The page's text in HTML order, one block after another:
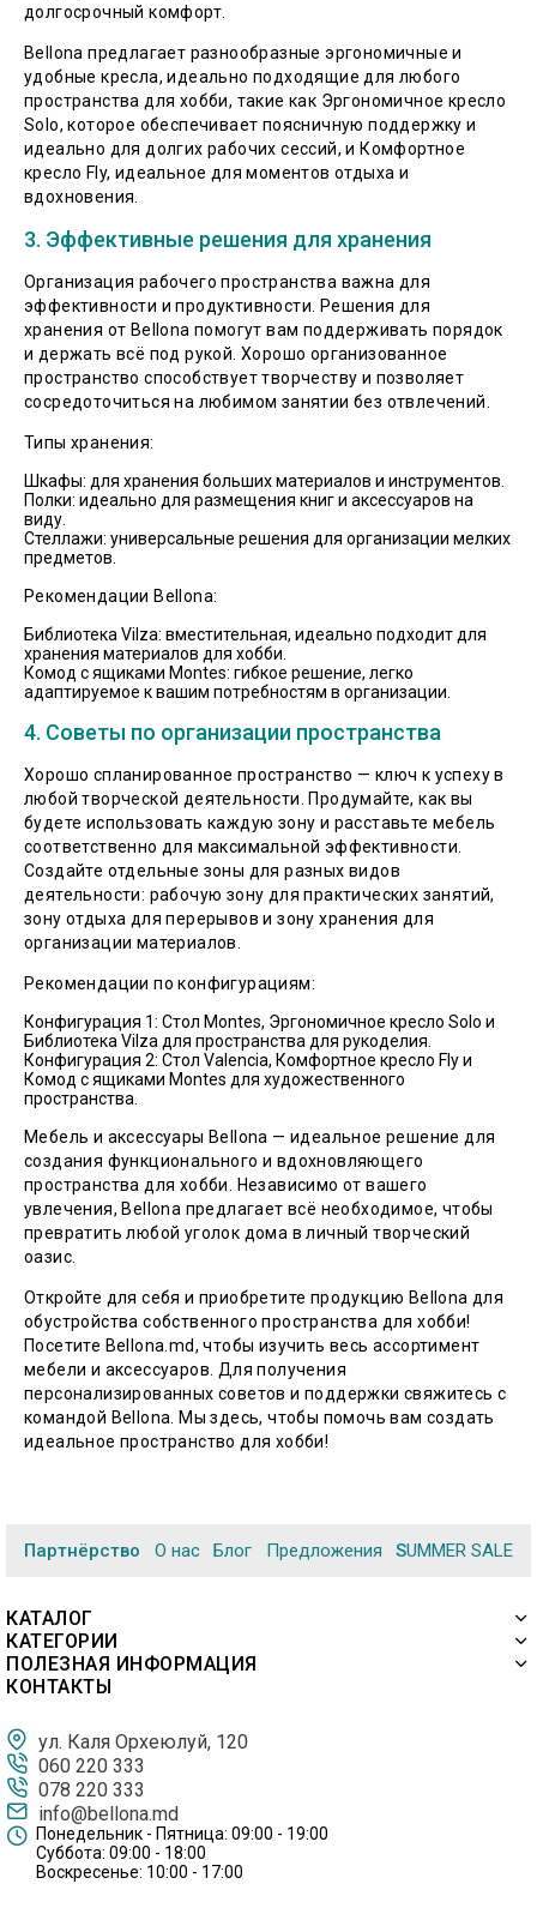
долгосрочный комфорт.
Bellona предлагает разнообразные эргономичные и
удобные кресла, идеально подходящие для любого
пространства для хобби, такие как Эргономичное кресло
Solo, которое обеспечивает поясничную поддержку и
идеально для долгих рабочих сессий, и Комфортное
кресло Fly, идеальное для моментов отдыха и
вдохновения.
3. Эффективные решения для хранения
Организация рабочего пространства важна для
эффективности и продуктивности. Решения для
хранения от Bellona помогут вам поддерживать порядок
и держать всё под рукой. Хорошо организованное
пространство способствует творчеству и позволяет
сосредоточиться на любимом занятии без отвлечений.
Типы хранения:
Шкафы: для хранения больших материалов и инструментов.
Полки: идеально для размещения книг и аксессуаров на
виду.
Стеллажи: универсальные решения для организации мелких
предметов.
Рекомендации Bellona:
Библиотека Vilza: вместительная, идеально подходит для
хранения материалов для хобби.
Комод с ящиками Montes: гибкое решение, легко
адаптируемое к вашим потребностям в организации.
4. Советы по организации пространства
Хорошо спланированное пространство — ключ к успеху в
любой творческой деятельности. Продумайте, как вы
будете использовать каждую зону и расставьте мебель
соответственно для максимальной эффективности.
Создайте отдельные зоны для разных видов
деятельности: рабочую зону для практических занятий,
зону отдыха для перерывов и зону хранения для
организации материалов.
Рекомендации по конфигурациям:
Конфигурация 1: Стол Montes, Эргономичное кресло Solo и
Библиотека Vilza для пространства для рукоделия.
Конфигурация 2: Стол Valencia, Комфортное кресло Fly и
Комод с ящиками Montes для художественного
пространства.
Мебель и аксессуары Bellona — идеальное решение для
создания функционального и вдохновляющего
пространства для хобби. Независимо от вашего
увлечения, Bellona предлагает всё необходимое, чтобы
превратить любой уголок дома в личный творческий
оазис.
Откройте для себя и приобретите продукцию Bellona для
обустройства собственного пространства для хобби!
Посетите Bellona.md, чтобы изучить весь ассортимент
мебели и аксессуаров. Для получения
персонализированных советов и поддержки свяжитесь с
командой Bellona. Мы здесь, чтобы помочь вам создать
идеальное пространство для хобби!
Партнёрство О нас Блог Предложения SUMMER SALE
КАТАЛОГ
КАТЕГОРИИ
ПОЛЕЗНАЯ ИНФОРМАЦИЯ
КОНТАКТЫ
ул. Каля Орхеюлуй, 120
060 220 333
078 220 333
info@bellona.md
Понедельник - Пятница: 09:00 - 19:00
Суббота: 09:00 - 18:00
Воскресенье: 10:00 - 17:00